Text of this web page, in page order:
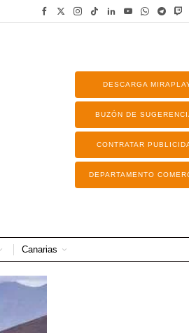
DESCARGA
BUZÓN DE
CONTRATAR
DEPARTAMENTO
Canarias